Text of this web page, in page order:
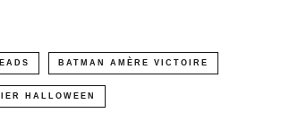
BATMAN AMÈRE VICTOIRE
HALLOWEEN